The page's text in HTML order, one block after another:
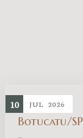
10 JUL 2026
Botucatu/SP